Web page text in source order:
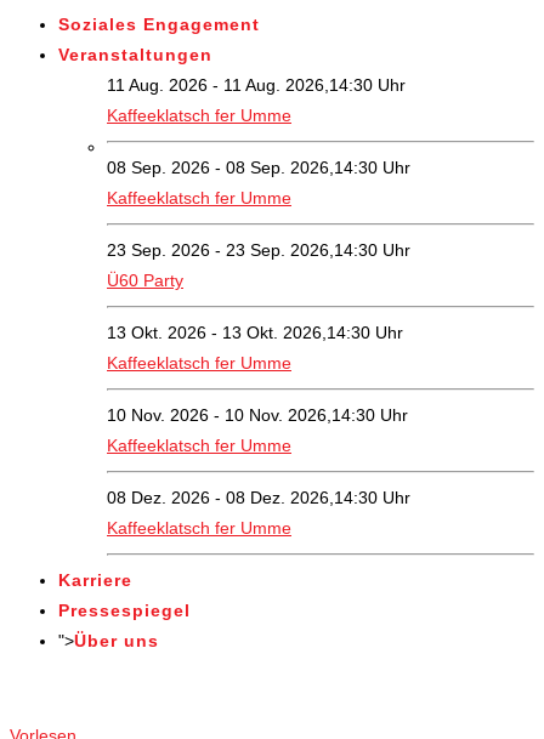
Soziales Engagement
Veranstaltungen
11 Aug. 2026 - 11 Aug. 2026,14:30 Uhr
Kaffeeklatsch fer Umme
08 Sep. 2026 - 08 Sep. 2026,14:30 Uhr
Kaffeeklatsch fer Umme
23 Sep. 2026 - 23 Sep. 2026,14:30 Uhr
Ü60 Party
13 Okt. 2026 - 13 Okt. 2026,14:30 Uhr
Kaffeeklatsch fer Umme
10 Nov. 2026 - 10 Nov. 2026,14:30 Uhr
Kaffeeklatsch fer Umme
08 Dez. 2026 - 08 Dez. 2026,14:30 Uhr
Kaffeeklatsch fer Umme
Karriere
Pressespiegel
">Über uns